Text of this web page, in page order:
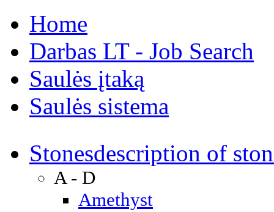
Home
Darbas LT - Job Search
Saulės įtaką
Saulės sistema
Stonesdescription of
A - D
Amethyst